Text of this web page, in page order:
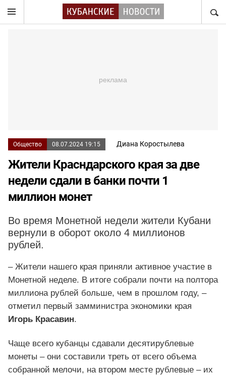
Общество 08.07.2024 19:15 Диана Коростылева
Жители Красндарского края за две
недели сдали в банки почти 1
миллион монет
Во время Монетной недели жители Кубани
вернули в оборот около 4 миллионов
рублей.
– Жители нашего края приняли активное участие в
Монетной неделе. В итоге собрали почти на полтора
миллиона рублей больше, чем в прошлом году, –
отметил первый замминистра экономики края
Игорь Красавин.
Чаще всего кубанцы сдавали десятирублевые
монеты – они составили треть от всего объема
собранной мелочи, на втором месте рублевые – их